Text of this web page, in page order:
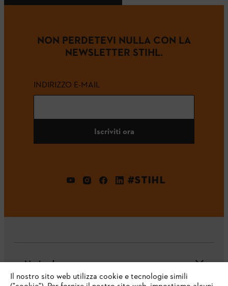
NON PERDETEVI NULLA CON LA
NEWSLETTER STIHL.
INDIRIZZO E-MAIL
Iscriviti ora
#STIHL
L'azienda
Il nostro sito web utilizza cookie e tecnologie simili